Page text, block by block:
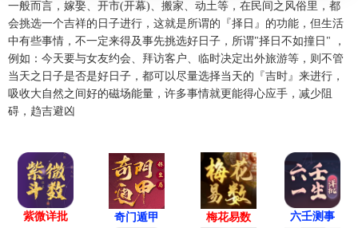
开仓、盖屋、修造、酬神、纳财
忌
出行、赴任、祈福、祭祀、开光、
斋醮
冲 鸡 煞西
甲辰时 07:00 - 08:59
喜神东北 财神东北 福神东南
宜
结婚、入宅、祈福、安葬、祭祀、
酬神、纳财
一般而言，嫁娶、开市(开幕)、搬家、动土等，在民间之风俗里，都
会挑选一个吉祥的日子进行，这就是所谓的『择日』的功能，但生活
中有些事情，不一定来得及事先挑选好日子，所谓"择日不如撞日" ，
例如：今天要与女友约会、拜访客户、临时决定出外旅游等，则不管
当天之日子是否是好日子，都可以尽量选择当天的『吉时』来进行，
吸收大自然之间好的磁场能量，许多事情就更能得心应手，减少阻
碍，趋吉避凶
紫微详批 奇门遁甲 梅花易数 六壬测事